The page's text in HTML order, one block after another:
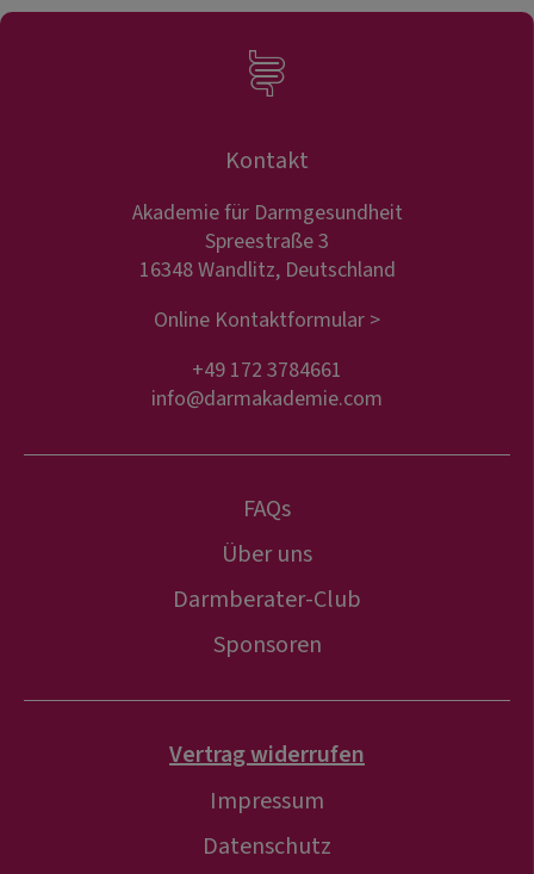
Kontakt
Akademie für Darmgesundheit
Spreestraße 3
16348 Wandlitz, Deutschland
Online Kontaktformular >
+49 172 3784661
info@darmakademie.com
FAQs
Über uns
Darmberater-Club
Sponsoren
Vertrag widerrufen
Impressum
Datenschutz